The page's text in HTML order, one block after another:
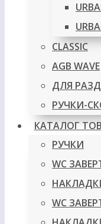
CLASSIC
AGB WAVE
ДЛЯ
РУЧКИ-
КАТАЛОГ
РУЧКИ
WC
WC